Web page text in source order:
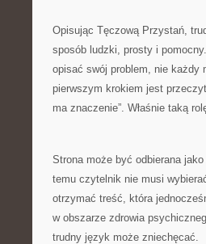
Opisując Tęczową Przystań,
sposób ludzki, prosty i
opisać swój problem, nie każdy
pierwszym krokiem jest
ma znaczenie”. Właśnie taką
Strona może być odbierana
temu czytelnik nie musi
otrzymać treść, która
w obszarze zdrowia
trudny język może zniechęcać.